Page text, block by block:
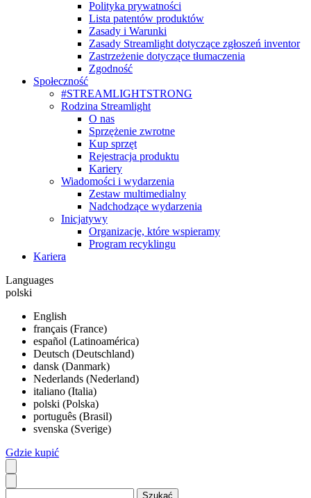
Polityka prywatności
Lista patentów produktów
Zasady i Warunki
Zasady Streamlight dotyczące zgłoszeń inventor
Zastrzeżenie dotyczące tłumaczenia
Zgodność
Społeczność
#STREAMLIGHTSTRONG
Rodzina Streamlight
O nas
Sprzężenie zwrotne
Kup sprzęt
Rejestracja produktu
Kariery
Wiadomości i wydarzenia
Zestaw multimedialny
Nadchodzące wydarzenia
Inicjatywy
Organizacje, które wspieramy
Program recyklingu
Kariera
Languages
polski
English
français (France)
español (Latinoamérica)
Deutsch (Deutschland)
dansk (Danmark)
Nederlands (Nederland)
italiano (Italia)
polski (Polska)
português (Brasil)
svenska (Sverige)
Gdzie kupić